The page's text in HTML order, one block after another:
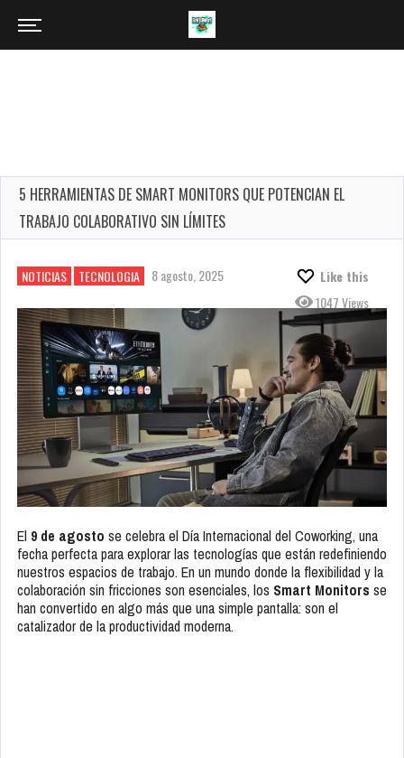
5 HERRAMIENTAS DE SMART MONITORS QUE POTENCIAN EL
TRABAJO COLABORATIVO SIN LÍMITES
NOTICIAS TECNOLOGIA 8 agosto, 2025
Like this
1047 Views
El 9 de agosto se celebra el Día Internacional del Coworking, una
fecha perfecta para explorar las tecnologías que están redefiniendo
nuestros espacios de trabajo. En un mundo donde la flexibilidad y la
colaboración sin fricciones son esenciales, los Smart Monitors se
han convertido en algo más que una simple pantalla: son el
catalizador de la productividad moderna.